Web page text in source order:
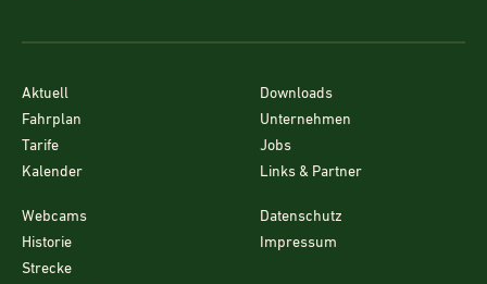
Aktuell
Fahrplan
Tarife
Kalender
Downloads
Unternehmen
Jobs
Links & Partner
Webcams
Historie
Strecke
Datenschutz
Impressum